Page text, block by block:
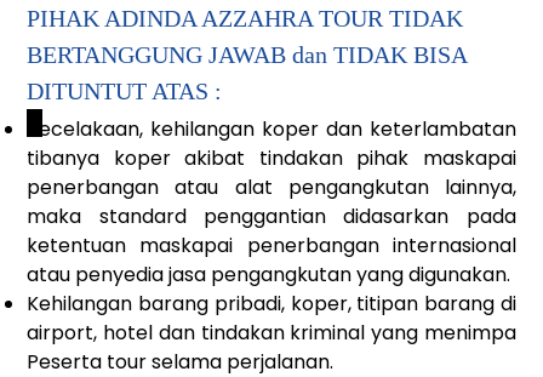
PIHAK ADINDA AZZAHRA TOUR TIDAK
BERTANGGUNG JAWAB dan TIDAK BISA
DITUNTUT ATAS :
_Kecelakaan, kehilangan koper dan keterlambatan
tibanya koper akibat tindakan pihak maskapai
penerbangan atau alat pengangkutan lainnya,
maka standard penggantian didasarkan pada
ketentuan maskapai penerbangan internasional
atau penyedia jasa pengangkutan yang digunakan.
Kehilangan barang pribadi, koper, titipan barang di
airport, hotel dan tindakan kriminal yang menimpa
Peserta tour selama perjalanan.